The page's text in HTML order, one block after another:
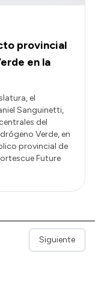
provincial
en la
el
Sanguinetti,
del
Verde, en
provincial de
Future
Siguiente